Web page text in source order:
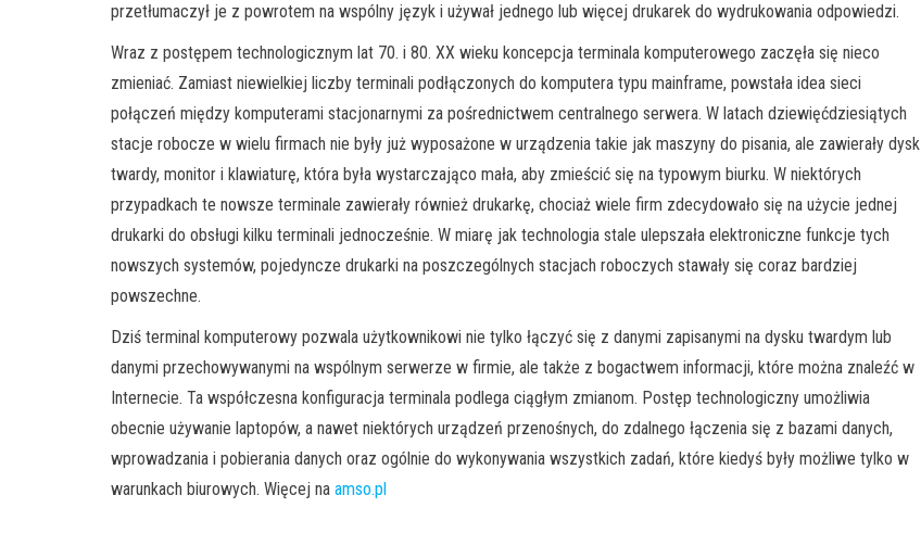
przetłumaczył je z powrotem na wspólny język i używał jednego lub więcej drukarek do wydrukowania odpowiedzi.
Wraz z postępem technologicznym lat 70. i 80. XX wieku koncepcja terminala komputerowego zaczęła się nieco
zmieniać. Zamiast niewielkiej liczby terminali podłączonych do komputera typu mainframe, powstała idea sieci
połączeń między komputerami stacjonarnymi za pośrednictwem centralnego serwera. W latach dziewięćdziesiątych
stacje robocze w wielu firmach nie były już wyposażone w urządzenia takie jak maszyny do pisania, ale zawierały dysk
twardy, monitor i klawiaturę, która była wystarczająco mała, aby zmieścić się na typowym biurku. W niektórych
przypadkach te nowsze terminale zawierały również drukarkę, chociaż wiele firm zdecydowało się na użycie jednej
drukarki do obsługi kilku terminali jednocześnie. W miarę jak technologia stale ulepszała elektroniczne funkcje tych
nowszych systemów, pojedyncze drukarki na poszczególnych stacjach roboczych stawały się coraz bardziej
powszechne.
Dziś terminal komputerowy pozwala użytkownikowi nie tylko łączyć się z danymi zapisanymi na dysku twardym lub
danymi przechowywanymi na wspólnym serwerze w firmie, ale także z bogactwem informacji, które można znaleźć w
Internecie. Ta współczesna konfiguracja terminala podlega ciągłym zmianom. Postęp technologiczny umożliwia
obecnie używanie laptopów, a nawet niektórych urządzeń przenośnych, do zdalnego łączenia się z bazami danych,
wprowadzania i pobierania danych oraz ogólnie do wykonywania wszystkich zadań, które kiedyś były możliwe tylko w
warunkach biurowych. Więcej na amso.pl